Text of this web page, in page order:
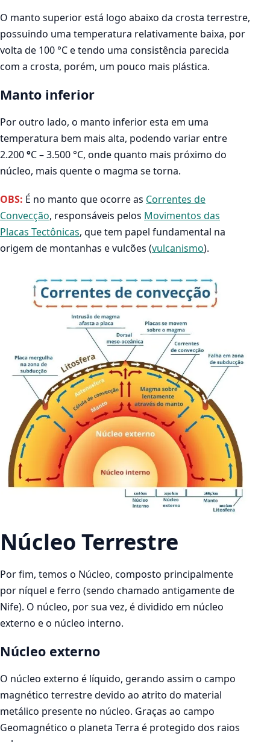
O manto superior está logo abaixo da crosta terrestre,
possuindo uma temperatura relativamente baixa, por
volta de 100 °C e tendo uma consistência parecida
com a crosta, porém, um pouco mais plástica.
Manto inferior
Por outro lado, o manto inferior esta em uma
temperatura bem mais alta, podendo variar entre
2.200°C – 3.500 °C, onde quanto mais próximo do
núcleo, mais quente o magma se torna.
OBS: É no manto que ocorre as Correntes de
Convecção, responsáveis pelos Movimentos das
Placas Tectônicas, que tem papel fundamental na
origem de montanhas e vulcões (vulcanismo).
Núcleo Terrestre
Por fim, temos o Núcleo, composto principalmente
por níquel e ferro (sendo chamado antigamente de
Nife). O núcleo, por sua vez, é dividido em núcleo
externo e o núcleo interno.
Núcleo externo
O núcleo externo é líquido, gerando assim o campo
magnético terrestre devido ao atrito do material
metálico presente no núcleo. Graças ao campo
Geomagnético o planeta Terra é protegido dos raios